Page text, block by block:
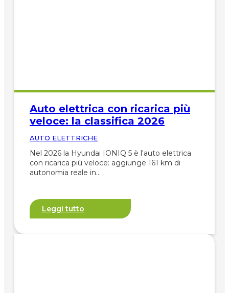
Auto elettrica con ricarica più
veloce: la classifica 2026
AUTO ELETTRICHE
Nel 2026 la Hyundai IONIQ 5 è l'auto elettrica
con ricarica più veloce: aggiunge 161 km di
autonomia reale in…
Leggi tutto